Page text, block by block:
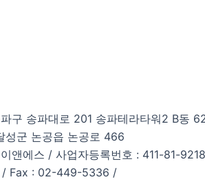
구 송파대로 201 송파테라타워2 B동
성군 논공읍 논공로 466
앤에스 / 사업자등록번호 : 411-81-
Fax : 02-449-5336 /